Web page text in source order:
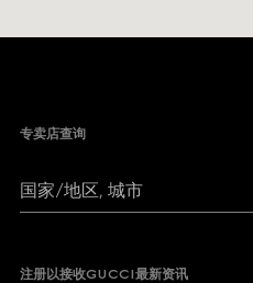
专卖店查询
国家/地区, 城市
注册以接收GUCCI最新资讯